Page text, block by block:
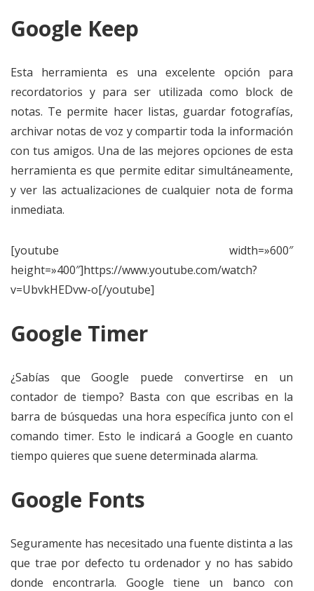
Google Keep
Esta herramienta es una excelente opción para
recordatorios y para ser utilizada como block de
notas. Te permite hacer listas, guardar fotografías,
archivar notas de voz y compartir toda la información
con tus amigos. Una de las mejores opciones de esta
herramienta es que permite editar simultáneamente,
y ver las actualizaciones de cualquier nota de forma
inmediata.
[youtube width=»600″
height=»400″]https://www.youtube.com/watch?
v=UbvkHEDvw-o[/youtube]
Google Timer
¿Sabías que Google puede convertirse en un
contador de tiempo? Basta con que escribas en la
barra de búsquedas una hora específica junto con el
comando timer. Esto le indicará a Google en cuanto
tiempo quieres que suene determinada alarma.
Google Fonts
Seguramente has necesitado una fuente distinta a las
que trae por defecto tu ordenador y no has sabido
donde encontrarla. Google tiene un banco con